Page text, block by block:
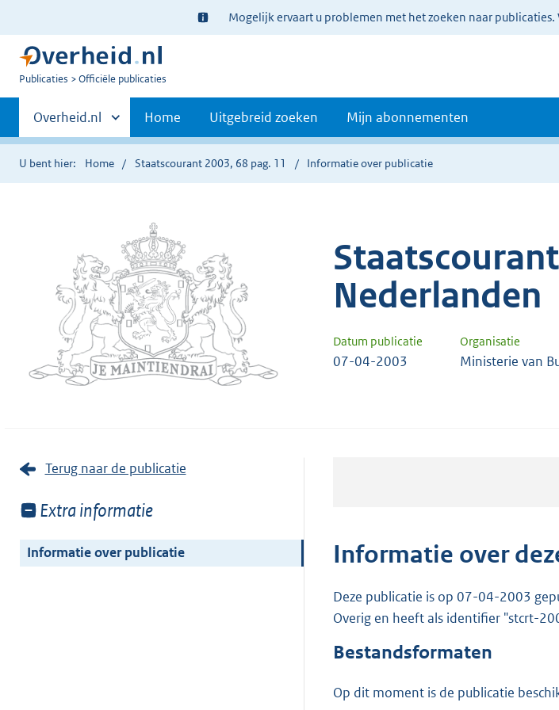
Ter
informatie:
Mogelijk ervaart u problemen met het zoeken naar
U
Publicaties Officiële publicaties
Primaire
navigatie
Andere
sites
binnen
Overheid.nl Home Uitgebreid zoeken Mijn abonnementen
U bent hier: Home Staatscourant 2003, 68 pag. 11 Informatie over publicatie
Nederlanden
Datum publicatie Organisatie
07-04-2003 Ministerie van
Terug naar de publicatie
Toon
van:
Extra informatie
Informatie over publicatie Informatie over
Deze publicatie is op 07-04-2003
Overig en heeft als identifier "stcrt-
Bestandsformaten
Op dit moment is de publicatie